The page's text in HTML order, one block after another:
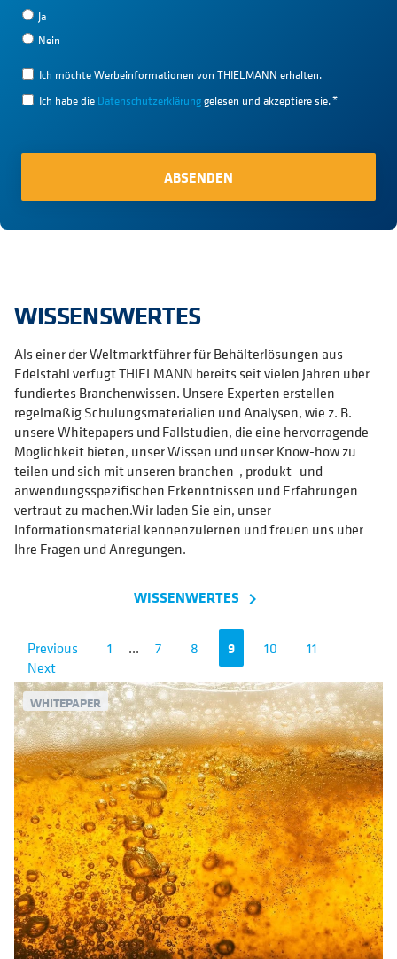
Ja
Nein
Ich möchte Werbeinformationen von THIELMANN erhalten.
Ich habe die Datenschutzerklärunggelesen und akzeptiere sie.*
WISSENSWERTES
Als einer der Weltmarktführer für Behälterlösungen aus
Edelstahl verfügt THIELMANN bereits seit vielen Jahren über
fundiertes Branchenwissen. Unsere Experten erstellen
regelmäßig Schulungsmaterialien und Analysen, wie z. B.
unsere Whitepapers und Fallstudien, die eine hervorragende
Möglichkeit bieten, unser Wissen und unser Know-how zu
teilen und sich mit unseren branchen-, produkt- und
anwendungsspezifischen Erkenntnissen und Erfahrungen
vertraut zu machen.Wir laden Sie ein, unser
Informationsmaterial kennenzulernen und freuen uns über
Ihre Fragen und Anregungen.
WISSENWERTES navigate_next
Previous 1 ... 7 8 9 10
11
Next
WHITEPAPER